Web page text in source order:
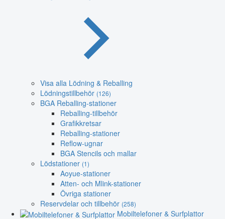
Visa alla Lödning & Reballing
Lödningstillbehör (126)
BGA Reballing-stationer
Reballing-tillbehör
Grafikkretsar
Reballing-stationer
Reflow-ugnar
BGA Stencils och mallar
Lödstationer (1)
Aoyue-stationer
Atten- och Mlink-stationer
Övriga stationer
Reservdelar och tillbehör (258)
Mobiltelefoner & Surfplattor